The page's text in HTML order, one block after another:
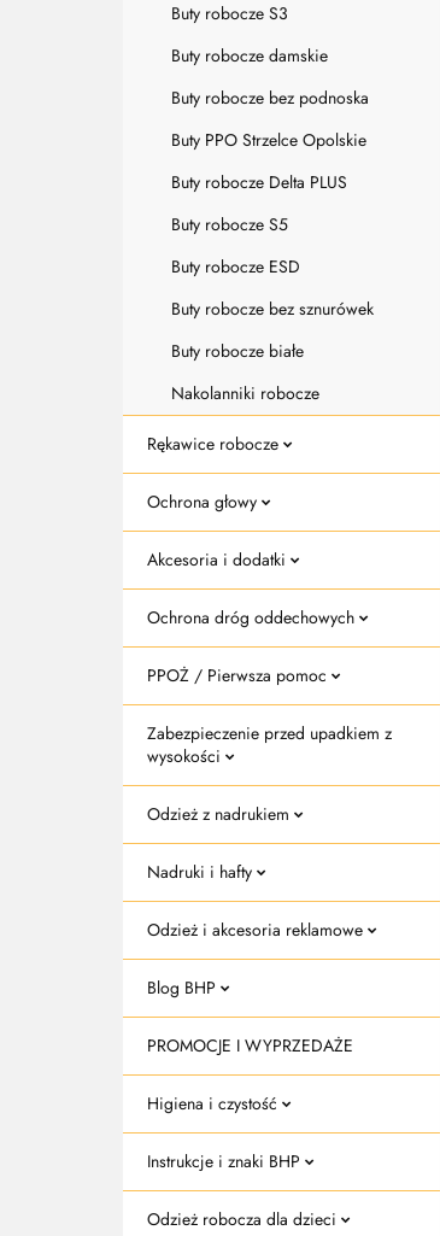
Buty robocze S3
Buty robocze damskie
Buty robocze bez podnoska
Buty PPO Strzelce Opolskie
Buty robocze Delta PLUS
Buty robocze S5
Buty robocze ESD
Buty robocze bez sznurówek
Buty robocze białe
Nakolanniki robocze
Rękawice robocze
Ochrona głowy
Akcesoria i dodatki
Ochrona dróg oddechowych
PPOŻ / Pierwsza pomoc
Zabezpieczenie przed upadkiem z
wysokości
Odzież z nadrukiem
Nadruki i hafty
Odzież i akcesoria reklamowe
Blog BHP
PROMOCJE I WYPRZEDAŻE
Higiena i czystość
Instrukcje i znaki BHP
Odzież robocza dla dzieci